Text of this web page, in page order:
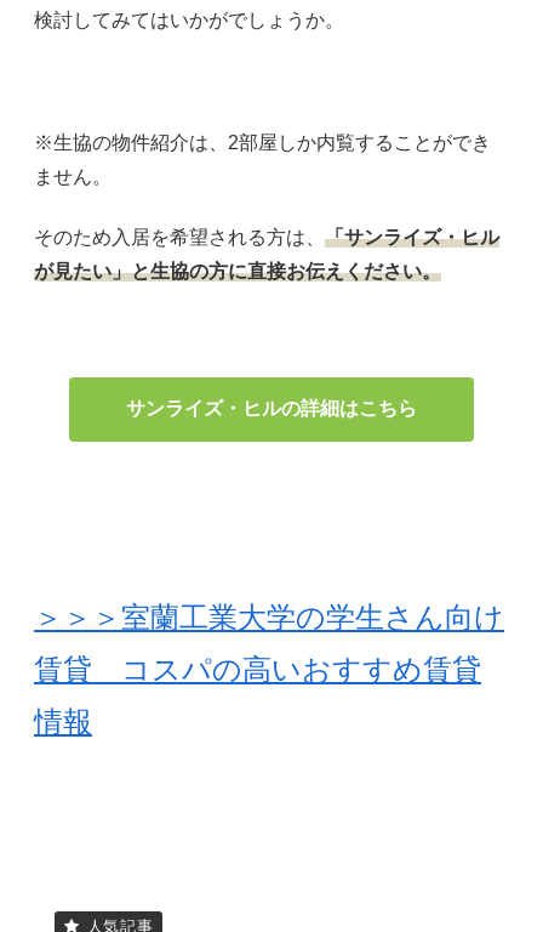
検討してみてはいかがでしょうか。
※生協の物件紹介は、2部屋しか内覧することができ
ません。
そのため入居を希望される方は、 「サンライズ・ヒル
が見たい」と生協の方に直接お伝えください。
サンライズ・ヒルの詳細はこちら
＞＞＞室蘭工業大学の学生さん向け
賃貸 コスパの高いおすすめ賃貸
情報